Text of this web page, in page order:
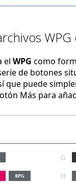
el WPG como
de botones
que puede
Más para